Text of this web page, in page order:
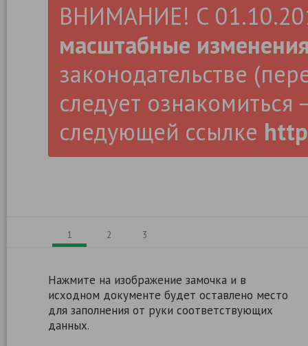
ВНИМАНИЕ! С
масштабные
законодательстве
следует ознакомиться
следующей ссылке
1 2 3
Нажмите на изображение замочка и в
исходном документе будет оставлено место
для заполнения от руки соответствующих
данных.